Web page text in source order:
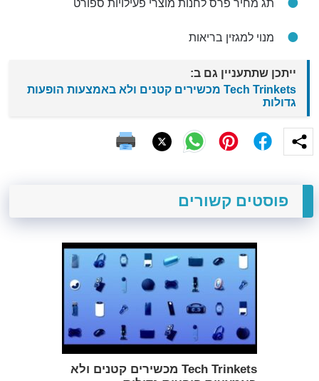
תג מחיר פרס לחנות מוצרי פעילויות ספורט
מנוי למגזין בריאות
ייתכן שתתעניין גם ב:
Tech Trinkets מכשירים קטנים ולא באמצעות הופעות
גדולות
פוסטים קשורים
Tech Trinkets מכשירים קטנים ולא